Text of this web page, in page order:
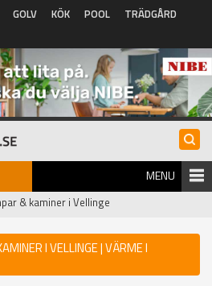
GOLV KÖK POOL
TRÄDGÅRD
MENU
& kaminer i Vellinge
I VELLINGE | VÄRME I